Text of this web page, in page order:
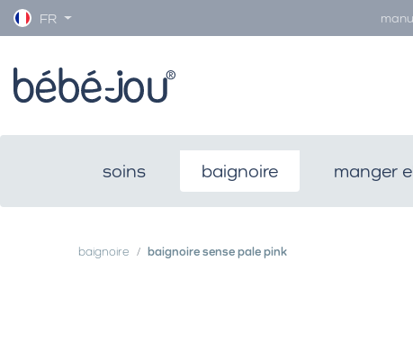
FR
soins baignoire manger
baignoire baignoire sense pale pink